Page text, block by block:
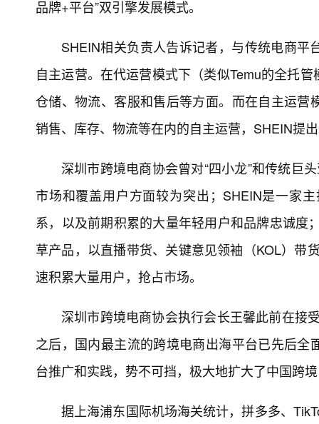
品牌+平台”双引擎发展模式。
SHEIN相关负责人告诉记者，与传统电商
自主运营。在代运营模式下（类似Temu的全托
仓储、物流、客服和售后等方面。而在自主运
销售、库存、物流等在内的自主运营，SHEIN提
深圳市跨境电商协会曾对“四小龙”和传统巨
市场和覆盖用户方面较为突出；SHEIN是一家
系，以及前期积累的大量年轻用户和品牌忠诚度
草产品，以直播带货、关键意见领袖（KOL）带
速积累大量用户，抢占市场。
深圳市跨境电商协会执行会长王馨此前在接
之后，国内最主流的跨境电商出海平台已先后
台推广和实践，势不可挡，极大地扩大了中国跨
据上海浦东国际机场海关统计，拼多多、